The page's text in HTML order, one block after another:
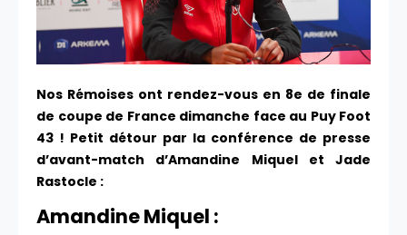
Nos Rémoises ont rendez-vous en 8e de finale
de coupe de France dimanche face au Puy Foot
43 ! Petit détour par la conférence de presse
d’avant-match d’Amandine Miquel et Jade
Rastocle :
Amandine Miquel :